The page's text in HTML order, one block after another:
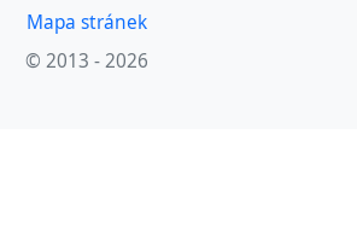
Mapa stránek
© 2013 - 2026